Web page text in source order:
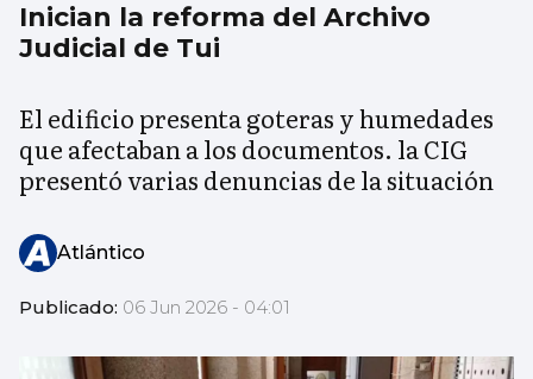
Inician la reforma del Archivo
Judicial de Tui
El edificio presenta goteras y humedades
que afectaban a los documentos. la CIG
presentó varias denuncias de la situación
Atlántico
Publicado: 06 Jun 2026 - 04:01